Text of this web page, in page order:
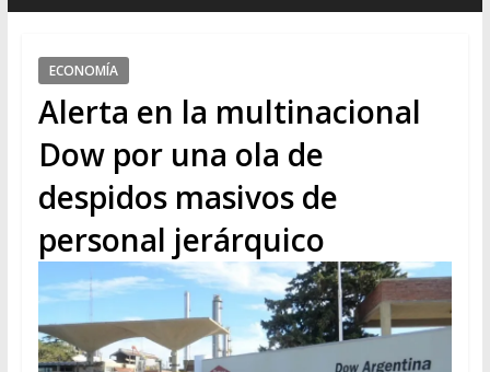
ECONOMÍA
Alerta en la multinacional
Dow por una ola de
despidos masivos de
personal jerárquico